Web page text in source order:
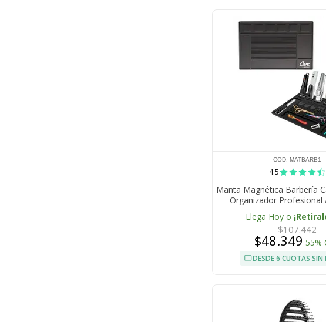
COD. MATBARB1
4.5
Manta Magnética Barbería
Organizador Profesional
Llega Hoy o
$107.442
$48.349 55%
DESDE 6 CUOTAS SIN